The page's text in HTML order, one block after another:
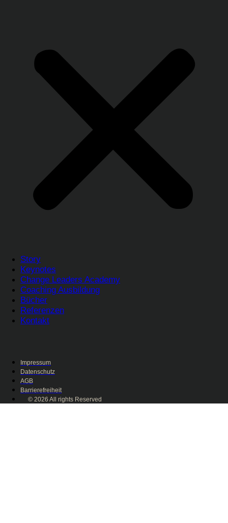
Story
Keynotes
Change Leaders Academy
Coaching Ausbildung
Bücher
Referenzen
Kontakt
Impressum
Datenschutz
AGB
Barrierefreiheit
© 2026 All rights Reserved